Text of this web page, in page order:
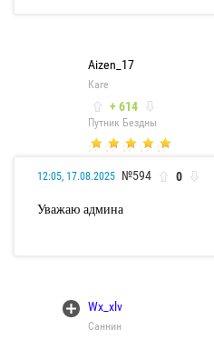
Aizen_17
Каге
+ 614
Путник Бездны
12:05, 17.08.2025 №594 0
Уважаю админа
Wx_xlv
Саннин